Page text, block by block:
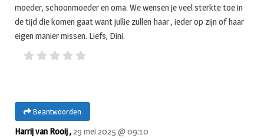
moeder, schoonmoeder en oma. We wensen je veel sterkte toe in
de tijd die komen gaat want jullie zullen haar , ieder op zijn of haar
eigen manier missen. Liefs, Dini.
Beantwoorden
Harrij van Rooij ,29 mei 2025 @ 09:10